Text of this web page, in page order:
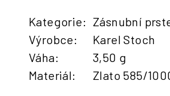
Kategorie: Zásnubní
Výrobce:
Karel Stoch
Váha:
3,50 g
Materiál: Zlato 585/